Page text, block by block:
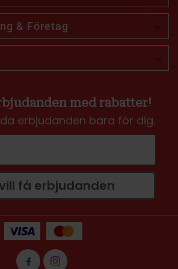
& Företag 

med rabatter!
erbjudanden bara för dig.
få erbjudanden